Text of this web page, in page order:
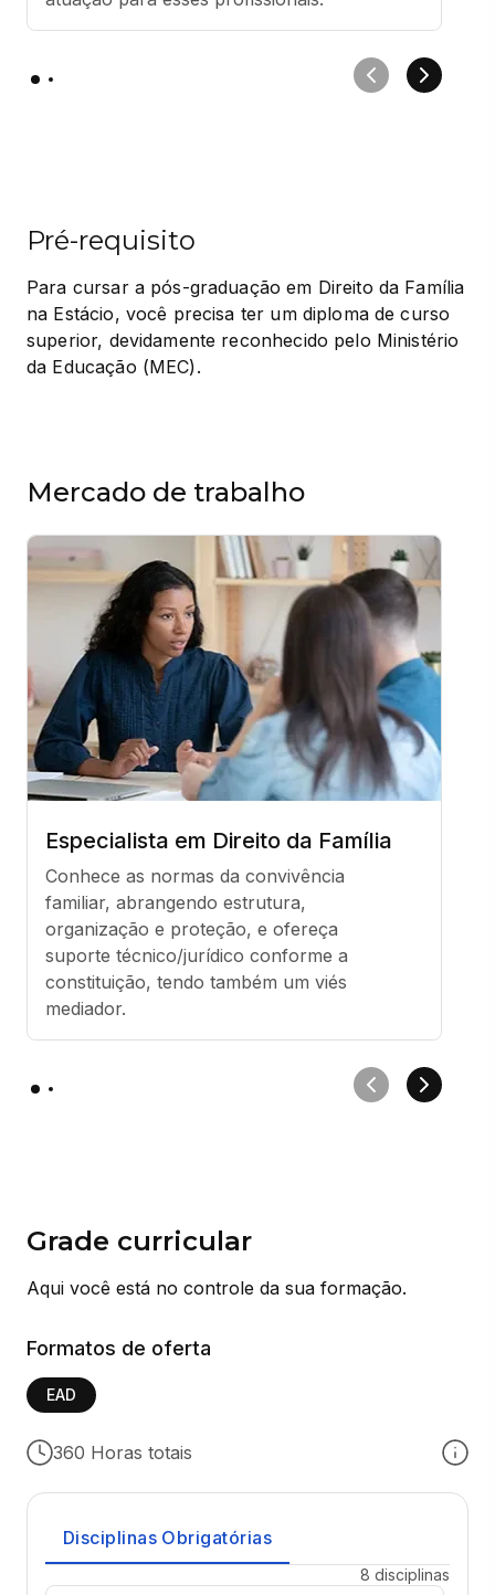
Pré-requisito
Para cursar a pós-graduação em Direito da Família
na Estácio, você precisa ter um diploma de curso
superior, devidamente reconhecido pelo Ministério
da Educação (MEC).
Mercado de trabalho
Especialista em Direito da Família
Conhece as normas da convivência
familiar, abrangendo estrutura,
organização e proteção, e ofereça
suporte técnico/jurídico conforme a
constituição, tendo também um viés
mediador.
Grade curricular
Aqui você está no controle da sua formação.
Formatos de oferta
EAD
360 Horas totais
Disciplinas Obrigatórias
8 disciplinas